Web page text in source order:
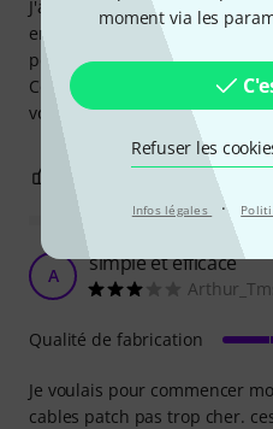
moment via les
Refuser les
Infos légales ·
J'ai eu ces câbles pendant
en défaut. Parfait pour
pedalboards.
Cependant après avoir eu
voit bien que leur
0 SIGNALER
A simple et efficace
Je voulais pour commencer
cables patch pas trop cher.
Qualité de fabrication